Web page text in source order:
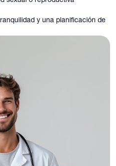
y una planificación de